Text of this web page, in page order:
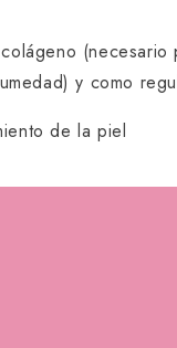
y como
de la piel